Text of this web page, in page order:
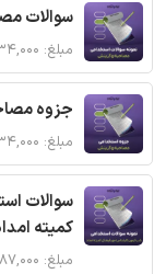
سوالات
مبلغ: ۴۳۴,۰۰۰ تومان
جزوه
مبلغ: ۴۳۴,۰۰۰ تومان
سوالات
کمیته
مبلغ: ۱۸۷,۰۰۰ تومان